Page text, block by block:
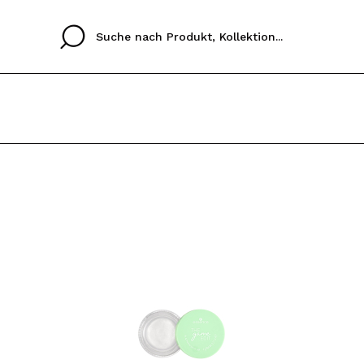
Durch die Erstellung
Einkäufe schnell